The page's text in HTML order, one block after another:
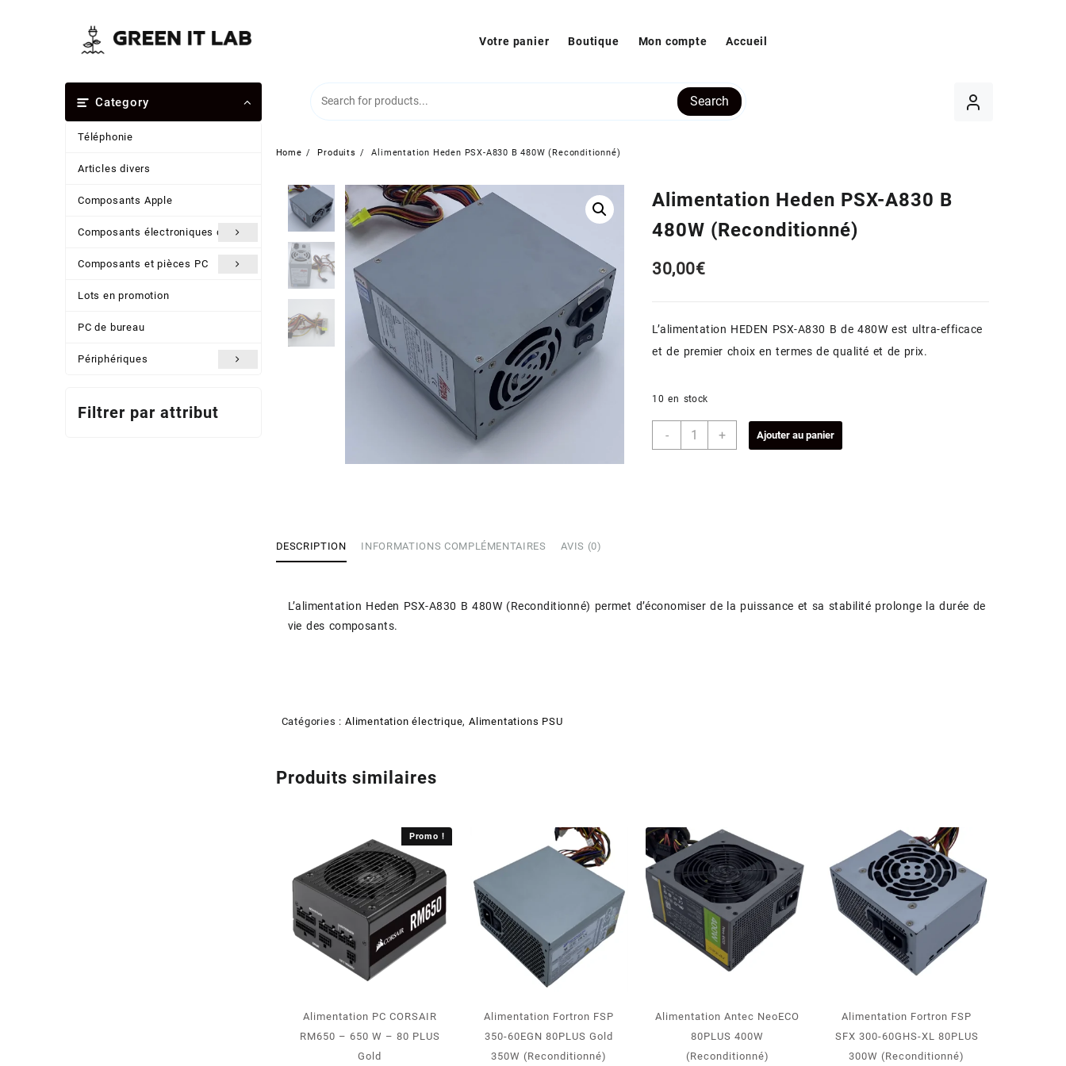
Votre panier Boutique Mon compte Accueil
Category
Téléphonie
Articles divers
Composants Apple
Composants électroniques divers
Composants et pièces PC
Lots en promotion
PC de bureau
Périphériques
Search
Home Produits Alimentation Heden PSX-A830 B 480W (Reconditionné)
Alimentation Heden PSX-A830 B
480W (Reconditionné)
30,00€
L’alimentation HEDEN PSX-A830 B de 480W est ultra-efficace
et de premier choix en termes de qualité et de prix.
10 en stock
-
quantité + Ajouter au panier
DESCRIPTION INFORMATIONS COMPLÉMENTAIRES AVIS (0)
L’alimentation Heden PSX-A830 B 480W (Reconditionné) permet d’économiser de la puissance et sa stabilité prolonge la durée de
vie des composants.
Catégories : Alimentation électrique, Alimentations PSU
Produits similaires
Promo !
Alimentation PC CORSAIR
RM650 – 650 W – 80 PLUS
Gold
Alimentation Fortron FSP
350-60EGN 80PLUS Gold
350W (Reconditionné)
Alimentation Antec NeoECO
80PLUS 400W
(Reconditionné)
Alimentation Fortron FSP
SFX 300-60GHS-XL 80PLUS
300W (Reconditionné)
Filtrer par attribut